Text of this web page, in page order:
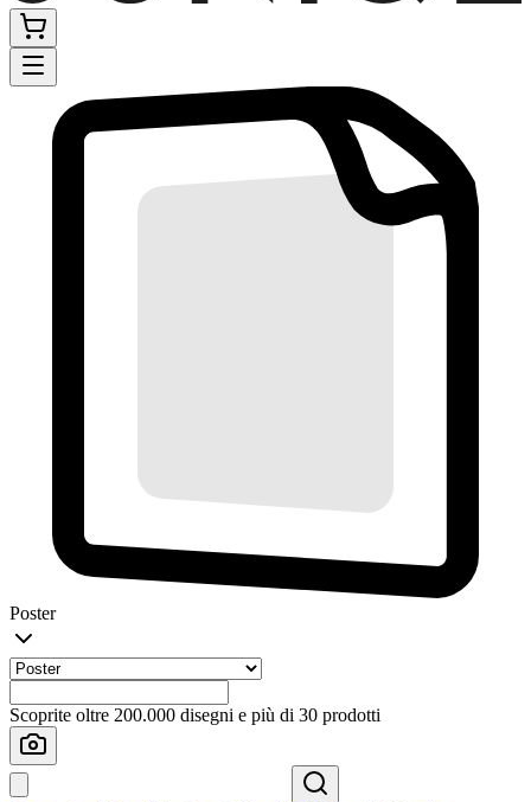
Poster
Scoprite oltre 200.000 disegni e più di 30 prodotti